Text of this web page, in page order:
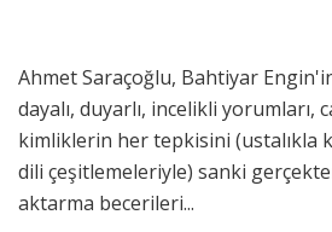
Ahmet Saraçoğlu, Bahtiyar
dayalı, duyarlı, incelikli yorumları,
kimliklerin her tepkisini (ustalıkla
dili çeşitlemeleriyle) sanki
aktarma becerileri...